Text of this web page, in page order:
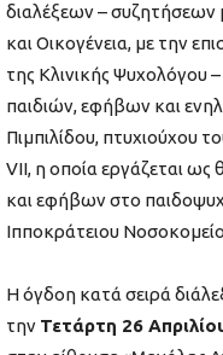
διαλέξεων – συζητήσεων
και Οικογένεια, με την
της Κλινικής Ψυχολόγου
παιδιών, εφήβων και
Πιμπιλίδου, πτυχιούχου
VII, η οποία εργάζεται ως
και εφήβων στο
Ιπποκράτειου
Η όγδοη κατά σειρά
την Τετάρτη 26